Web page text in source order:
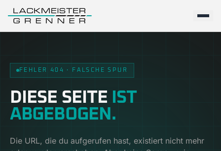
FEHLER 404 · FALSCHE SPUR
DIESE SEITE IST
ABGEBOGEN.
Die URL, die du aufgerufen hast, existiert nicht mehr